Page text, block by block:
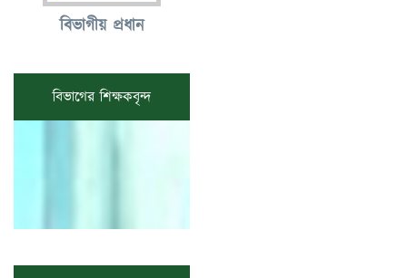
বিভাগীয় প্রধান
বিভাগের শিক্ষকবৃন্দ